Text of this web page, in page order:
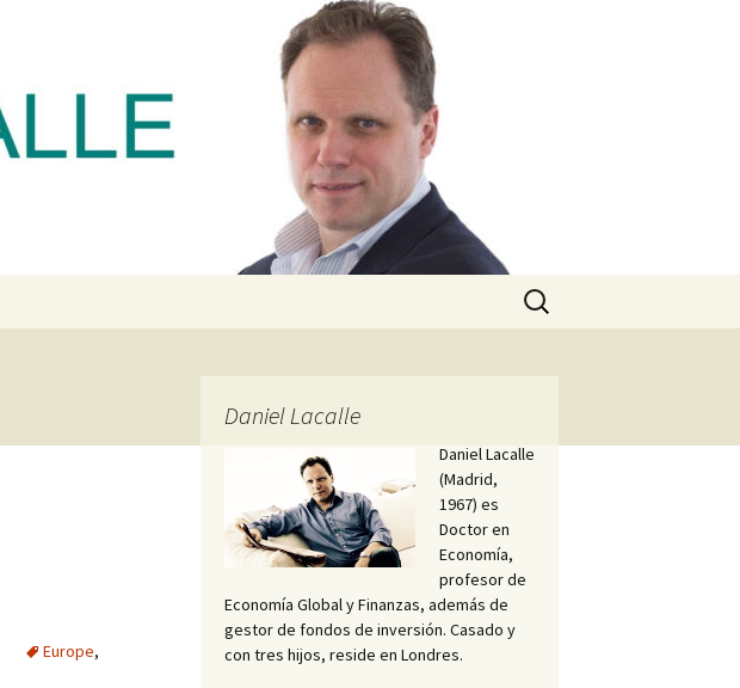
Buscar:
Europe,
Daniel Lacalle
Daniel Lacalle
(Madrid,
1967) es
Doctor en
Economía,
profesor de
Economía Global y Finanzas, además de
gestor de fondos de inversión. Casado y
con tres hijos, reside en Londres.